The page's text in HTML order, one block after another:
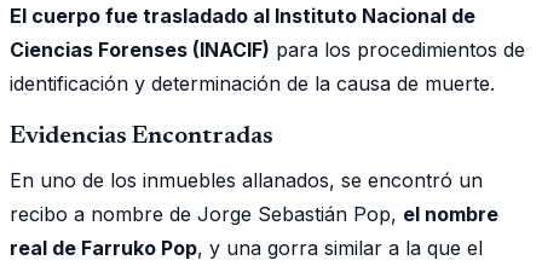
El cuerpo fue trasladado al Instituto Nacional de
Ciencias Forenses (INACIF) para los procedimientos de
identificación y determinación de la causa de muerte.
Evidencias Encontradas
En uno de los inmuebles allanados, se encontró un
recibo a nombre de Jorge Sebastián Pop, el nombre
real de Farruko Pop, y una gorra similar a la que el